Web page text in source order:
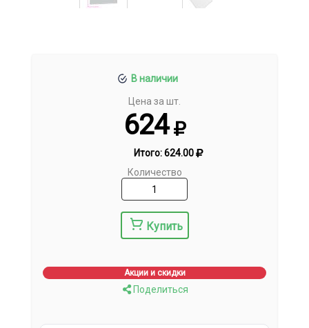
В наличии
Цена за шт.
624
Итого:624.00
Количество
Купить
Акции и скидки
Поделиться